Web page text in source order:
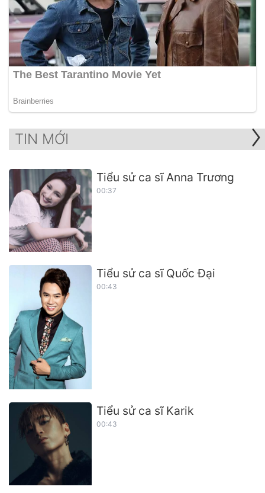
TIN MỚI
Tiểu sử ca sĩ Anna Trương
00:37
Tiểu sử ca sĩ Quốc Đại
00:43
Tiểu sử ca sĩ Karik
00:43